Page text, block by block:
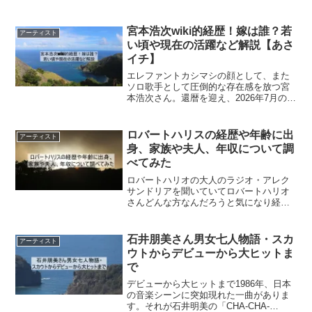
ますよね。今回は、そんな彼女の華やか
な経歴や若い...
アーティスト
宮本浩次wiki的経歴！嫁は誰？若
い頃や現在の活躍など解説【あさ
イチ】
エレファントカシマシの顔として、また
ソロ歌手として圧倒的な存在感を放つ宮
本浩次さん。還暦を迎え、2026年7月の
な振る舞いに、目が離せないファンも多
いはず。「ミヤジ」の...
アーティスト
ロバートハリスの経歴や年齢に出
身、家族や夫人、年収について調
べてみた
ロバートハリオの大人のラジオ・アレク
サンドリアを聞いていてロバートハリオ
さんどんな方なんだろうと気になり経歴
フィール芸名：ロバート・ハリス日本
名：平柳進（ひらやなぎすす...
アーティスト
石井朋美さん男女七人物語・スカ
ウトからデビューから大ヒットま
で
デビューから大ヒットまで1986年、日本
の音楽シーンに突如現れた一曲がありま
す。それが石井明美の「CHA-CHA-